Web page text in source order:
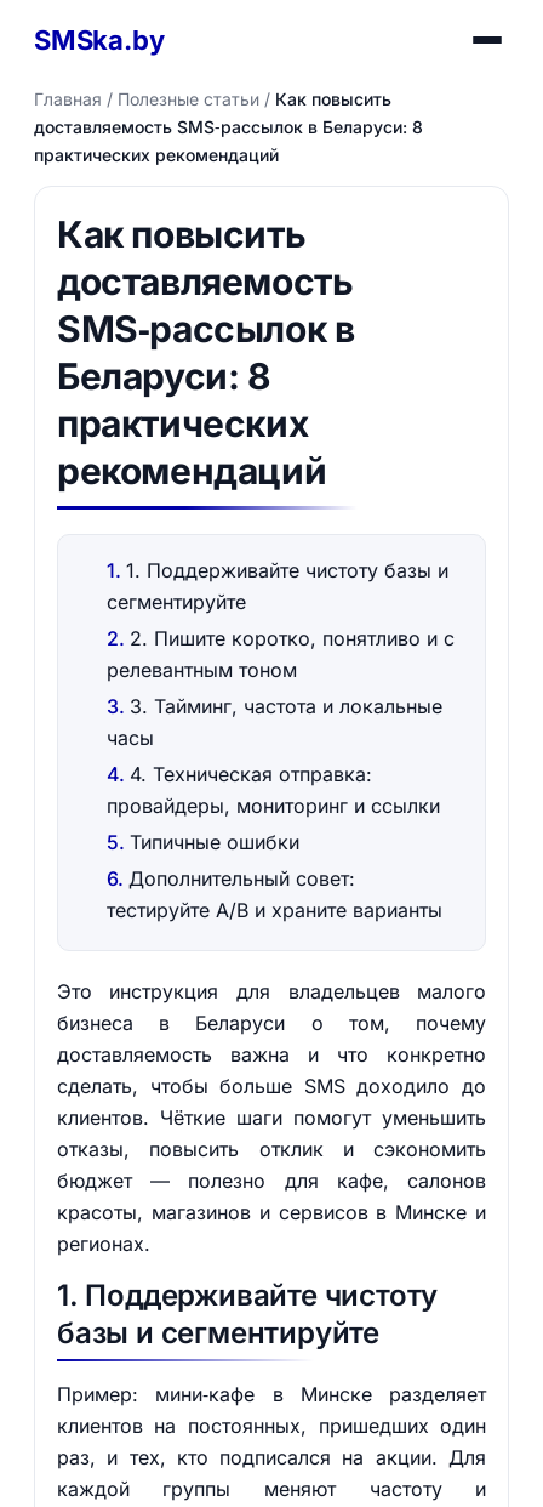
SMSka.by
Главная / Полезные статьи/ Как повысить
доставляемость SMS‑рассылок в Беларуси: 8
практических рекомендаций
Как повысить
доставляемость
SMS‑рассылок в
Беларуси: 8
практических
рекомендаций
1. Поддерживайте чистоту базы и
сегментируйте
2. Пишите коротко, понятливо и с
релевантным тоном
3. Тайминг, частота и локальные
часы
4. Техническая отправка:
провайдеры, мониторинг и ссылки
Типичные ошибки
Дополнительный совет:
тестируйте A/B и храните варианты
Это инструкция для владельцев малого
бизнеса в Беларуси о том, почему
доставляемость важна и что конкретно
сделать, чтобы больше SMS доходило до
клиентов. Чёткие шаги помогут уменьшить
отказы, повысить отклик и сэкономить
бюджет — полезно для кафе, салонов
красоты, магазинов и сервисов в Минске и
регионах.
1. Поддерживайте чистоту
базы и сегментируйте
Пример: мини‑кафе в Минске разделяет
клиентов на постоянных, пришедших один
раз, и тех, кто подписался на акции. Для
каждой группы меняют частоту и